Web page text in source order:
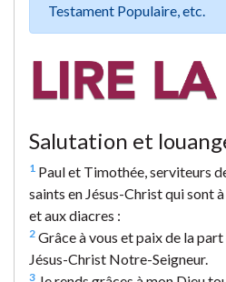
Testament Populaire, etc.
Salutation et
1 Paul et Timothée, serviteurs
saints en Jésus-Christ qui sont
et aux diacres :
2 Grâce à vous et paix de la
Jésus-Christ Notre-Seigneur.
3